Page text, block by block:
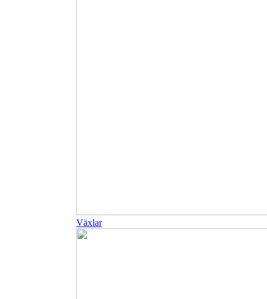
Växlar